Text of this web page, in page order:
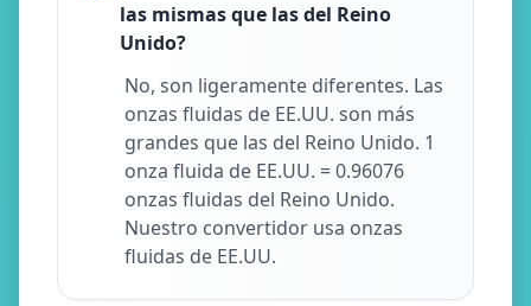
las mismas que las del Reino
Unido?
No, son ligeramente diferentes. Las
onzas fluidas de EE.UU. son más
grandes que las del Reino Unido. 1
onza fluida de EE.UU. = 0.96076
onzas fluidas del Reino Unido.
Nuestro convertidor usa onzas
fluidas de EE.UU.